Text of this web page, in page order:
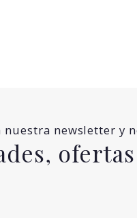
nuestra newsletter y